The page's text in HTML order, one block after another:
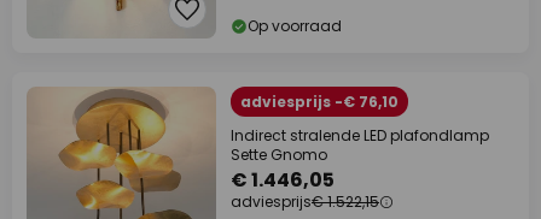
Op voorraad
adviesprijs -€ 76,10
Indirect stralende LED plafondlamp
Sette Gnomo
€ 1.446,05
adviesprijs€ 1.522,15